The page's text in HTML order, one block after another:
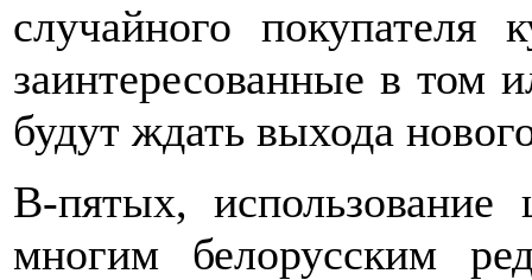
случайного
заинтересованные в том
будут ждать выхода
В-пятых,
многим белорусским